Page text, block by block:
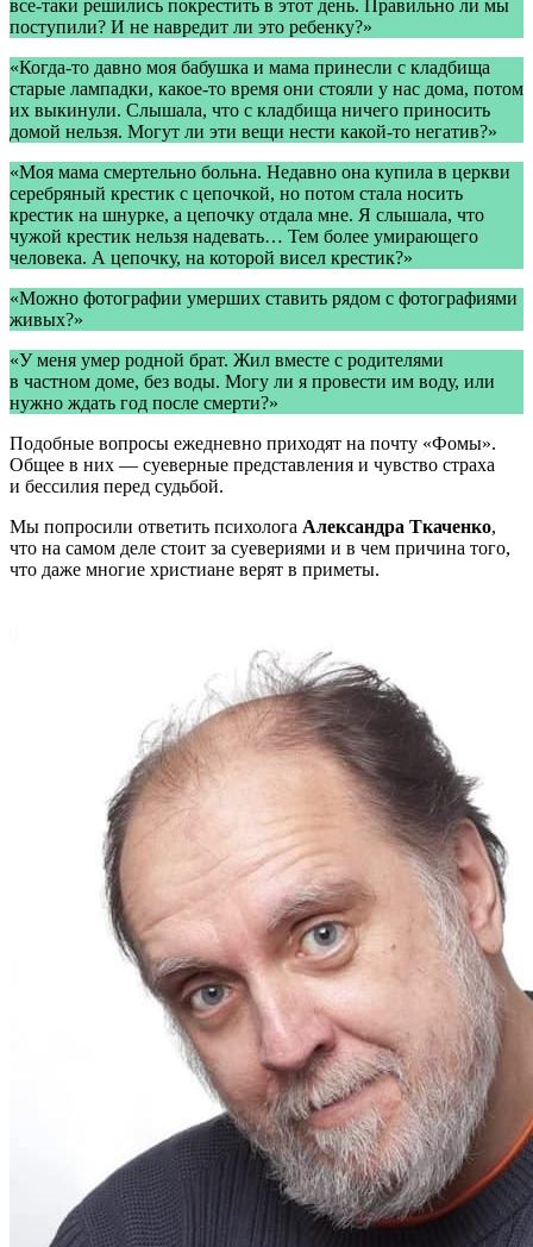
все-таки решились покрестить в этот день. Правильно ли мы
поступили? И не навредит ли это ребенку?»
«Когда-то давно моя бабушка и мама принесли с кладбища
старые лампадки, какое-то время они стояли у нас дома, потом
их выкинули. Слышала, что с кладбища ничего приносить
домой нельзя. Могут ли эти вещи нести какой-то негатив?»
«Моя мама смертельно больна. Недавно она купила в церкви
серебряный крестик с цепочкой, но потом стала носить
крестик на шнурке, а цепочку отдала мне. Я слышала, что
чужой крестик нельзя надевать… Тем более умирающего
человека. А цепочку, на которой висел крестик?»
«Можно фотографии умерших ставить рядом с фотографиями
живых?»
«У меня умер родной брат. Жил вместе с родителями
в частном доме, без воды. Могу ли я провести им воду, или
нужно ждать год после смерти?»
Подобные вопросы ежедневно приходят на почту «Фомы».
Общее в них — суеверные представления и чувство страха
и бессилия перед судьбой.
Мы попросили ответить психолога Александра Ткаченко,
что на самом деле стоит за суевериями и в чем причина того,
что даже многие христиане верят в приметы.